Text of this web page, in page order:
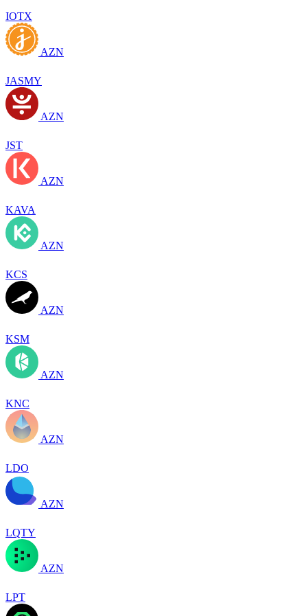
IOTX
AZN
JASMY
AZN
JST
AZN
KAVA
AZN
KCS
AZN
KSM
AZN
KNC
AZN
LDO
AZN
LQTY
AZN
LPT